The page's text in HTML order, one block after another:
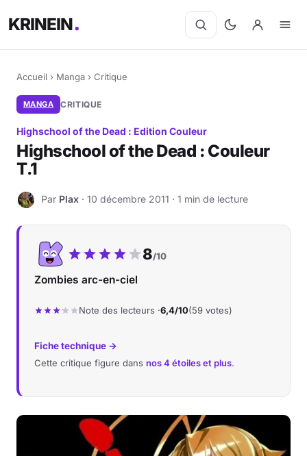
KRINEIN
Accueil › Manga › Critique
MANGA CRITIQUE
Highschool of the Dead : Edition Couleur
Highschool of the Dead : Couleur
T.1
P Par Plax · 10 décembre 2011 · 1 min de lecture
Notre note :
8/10
Zombies arc-en-ciel
Note des lecteurs ·6,4/10(59 votes)
Fiche technique →
Cette critique figure dans nos 4 étoiles et plus.